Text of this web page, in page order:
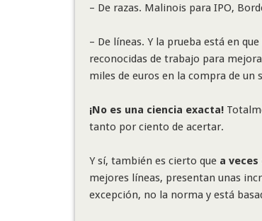
– De razas. Malinois para IPO,
– De líneas. Y la prueba está en
reconocidas de trabajo para
miles de euros en la compra de un
¡No es una ciencia exacta!
tanto por ciento de acertar.
Y sí, también es cierto quea veces
mejores líneas, presentan unas
excepción, no la norma y está